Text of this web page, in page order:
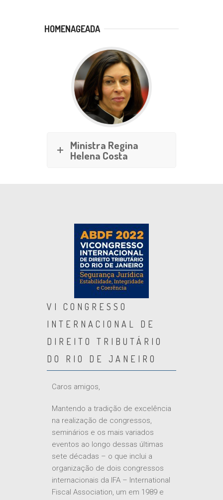
HOMENAGEADA
Ministra Regina
Helena Costa
VI CONGRESSO
INTERNACIONAL DE
DIREITO TRIBUTÁRIO
DO RIO DE JANEIRO
Caros amigos,
Mantendo a tradição de excelência
na realização de congressos,
seminários e os mais variados
eventos ao longo dessas últimas
sete décadas – o que inclui a
organização de dois congressos
internacionais da IFA – International
Fiscal Association, um em 1989 e